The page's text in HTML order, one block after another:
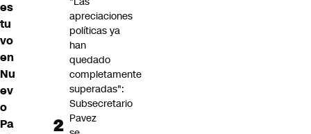
es
tu
vo
en
Nu
ev
o
Pa
apreciaciones
políticas ya
han
quedado
completamente
superadas":
Subsecretario
Pavez